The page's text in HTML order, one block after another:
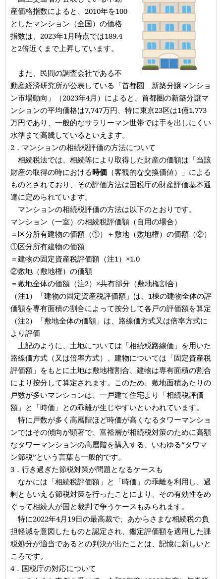
産価格指数によると、2010年を100
としたマンション（全国）の価格
指数は、2023年1月時点では189.4
と2倍近くまで上昇しています。
また、民間の調査会社である不
動産経済研究所が公表している「首都圏 新築分譲マンショ
ン市場動向」（2023年4月）によると、首都圏の新築分譲マ
ンションの平均価格は7,747万円、特に東京23区は1億1,773
万円であり、一般的なサラリーマン世帯では手を出しにくい
水準まで高騰しているといえます。
2．マンションの相続税評価の方法について
相続税法では、相続等により取得した財産の価額は「当該
財産の取得の時における時価 （客観的な交換価値）」による
ものとされており、その評価方法は国税庁の財産評価基本通
達に定められています。
マンションの相続税評価の方法は以下のとおりです。
マンション（一室）の相続税評価額（自用の場合）
＝区分所有建物の価額（①）＋敷地（敷地権）の価額（②）
①区分所有建物の価額
＝建物の固定資産税評価額（注1）×1.0
②敷地（敷地権）の価額
＝敷地全体の価額（注2）×共有部分（敷地権割合）
（注1）「建物の固定資産税評価額」は、1棟の建物全体の評
価額を専有面積の割合によって按分して各戸の評価額を算定
（注2）「敷地全体の価額」は、路線価方式又は倍率方式に
より評価
上記のように、土地については「相続税路線価」を用いた
路線価方式（又は倍率方式）、建物については「固定資産税
評価額」をもとに土地は敷地権割合、建物は専有面積の割合
により按分して算定されます。このため、敷地面積あたりの
戸数が多いマンションは、一戸建て住宅より「相続税評価
額」と「時価」との乖離が生じやすいといわれています。
特に戸数が多く高層階ほど時価が高くなるタワーマンショ
ンではその傾向が顕著で、富裕層が相続税対策のために高額
なタワーマンションの高層階を購入する、いわゆる“タワマ
ン節税”という言葉も一般的です。
3．行き過ぎた節税対策が問題となるケースも
なかには「相続税評価額」と「時価」の乖離を利用し、過
剰ともいえる節税対策を行ったことにより、その有効性をめ
ぐって相続人が国と裁判で争うケースもみられます。
特に2022年4月19日の最高裁で、あからさまな相続税の負
担軽減を意図したものと認定され、鑑定評価額を適用した課
税処分が適当であるとの判決が出たことは、記憶に新しいと
ころです。
4．国税庁の対応について